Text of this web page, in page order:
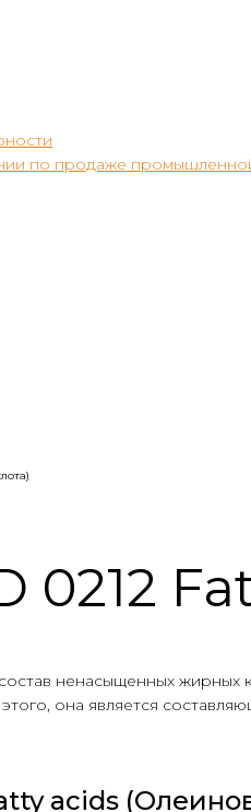
по продаже
0212
ненасыщенных жирных
она является
acids